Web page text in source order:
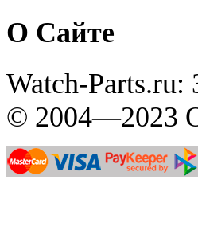
О Сайте
Watch-Parts.ru:
© 2004—2023